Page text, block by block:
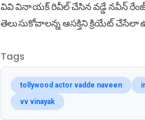
వివి వినాయక్ రివీల్ చేసిన వడ్డే నవీన్
తెలుసుకోవాలన్న ఆసక్తిని క్రియేట్ చేసేలా
Tags
tollywood actor vadde naveen
vv vinayak